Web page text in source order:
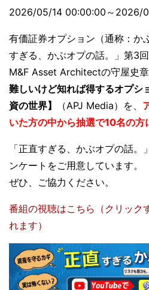
2026/05/14 00:00:00～2026/
有価証券オプション（通称：か
すぎる、かぶオプの話。」第3
M&F Asset Architectの守屋史
難しいけど知れば得するオプシ
資の世界】
（APJ Media）を、
いた方の中から抽選で10名の方
「正直すぎる、かぶオプの話
ンケートをご用意しています。
ぜひ、ご協力ください。
番組の視聴はこちら（クリック
れます）